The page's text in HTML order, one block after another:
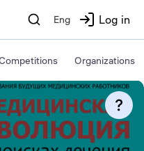
Eng Log in
Organizations